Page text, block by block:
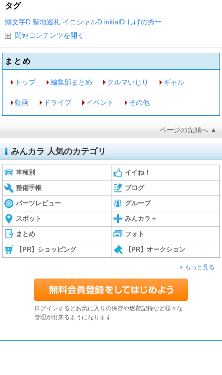
タグ
頭文字D 聖地巡礼 イニシャルD initialD しげの秀一
関連コンテンツを開く
まとめ
トップ 編集部まとめ クルマいじり ギャル
動画 ドライブ イベント その他
ページの先頭へ ▲
みんカラ 人気のカテゴリ
車種別 イイね！
整備手帳 ブログ
パーツレビュー グループ
スポット みんカラ＋
まとめ フォト
【PR】ショッピング 【PR】オークション
もっと見る
ログインするとお気に入りの保存や燃費記録など様々な
管理が出来るようになります